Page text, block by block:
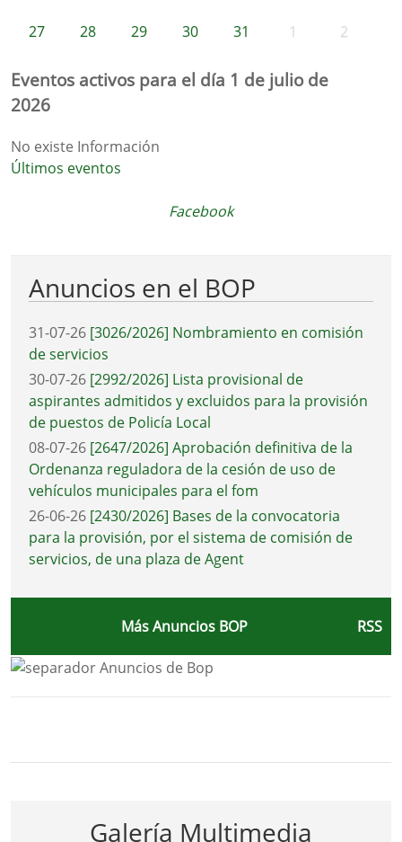
27
28 29 30 31 1 2
Eventos activos para el día 1 de julio de
2026
No existe Información
Últimos eventos
Facebook
Anuncios en el BOP
31-07-26 [3026/2026] Nombramiento en comisión
de servicios
30-07-26 [2992/2026] Lista provisional de
aspirantes admitidos y excluidos para la provisión
de puestos de Policía Local
08-07-26 [2647/2026] Aprobación definitiva de la
Ordenanza reguladora de la cesión de uso de
vehículos municipales para el fom
26-06-26 [2430/2026] Bases de la convocatoria
para la provisión, por el sistema de comisión de
servicios, de una plaza de Agent
Más Anuncios BOP RSS
Galería Multimedia